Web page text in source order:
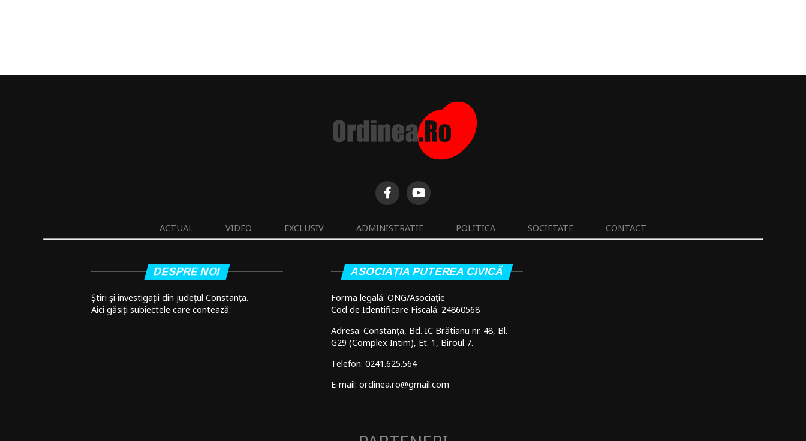
ACTUAL VIDEO EXCLUSIV ADMINISTRATIE POLITICA SOCIETATE CONTACT
DESPRE NOI
Știri și investigații din județul Constanța.
Aici găsiți subiectele care contează.
ASOCIAȚIA PUTEREA CIVICĂ
Forma legală: ONG/Asociație
Cod de Identificare Fiscală: 24860568
Adresa: Constanța, Bd. IC Brătianu nr. 48, Bl.
G29 (Complex Intim), Et. 1, Biroul 7.
Telefon: 0241.625.564
E-mail: ordinea.ro@gmail.com